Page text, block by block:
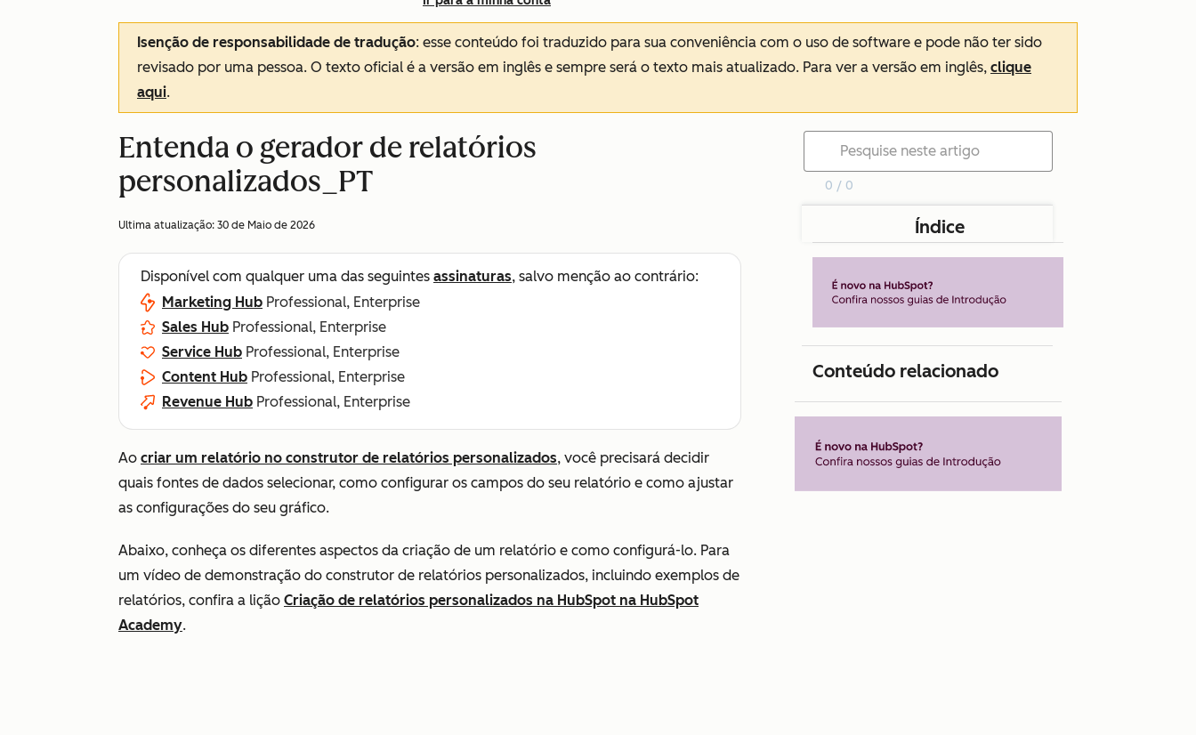
Isenção de responsabilidade de tradução: esse conteúdo foi traduzido para sua conveniência com o uso de software e pode não ter sido
revisado por uma pessoa. O texto oficial é a versão em inglês e sempre será o texto mais atualizado. Para ver a versão em inglês, clique
aqui.
Entenda o gerador de relatórios
personalizados_PT
Ultima atualização: 30 de Maio de 2026
Disponível com qualquer uma das seguintes assinaturas, salvo menção ao contrário:
Marketing Hub Professional, Enterprise
Sales Hub Professional, Enterprise
Service Hub Professional, Enterprise
Content Hub Professional, Enterprise
Revenue Hub Professional, Enterprise
Ao criar um relatório no construtor de relatórios personalizados, você precisará decidir
quais fontes de dados selecionar, como configurar os campos do seu relatório e como ajustar
as configurações do seu gráfico.
Abaixo, conheça os diferentes aspectos da criação de um relatório e como configurá-lo. Para
um vídeo de demonstração do construtor de relatórios personalizados, incluindo exemplos de
relatórios, confira a lição Criação de relatórios personalizados na HubSpot na HubSpot
Academy.
0 / 0
Índice
Conteúdo relacionado